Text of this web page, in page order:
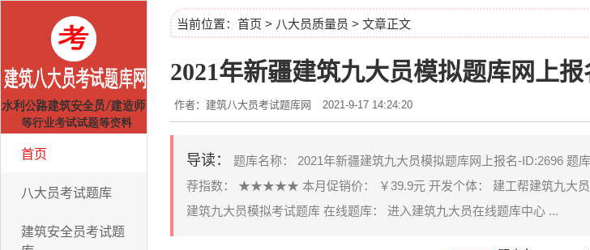
首页
八大员考试题库
建筑安全员考试题
当前位置： 首页 > 八大员质量员 > 文章正文
2021年新疆建筑九大员模拟题库网上报
作者：建筑八大员考试题库网 2021-9-17 14:24:20
导读：
题库名称： 2021年新疆建筑九大员模拟题库网上报名-ID:2696 题
荐指数： ★★★★★ 本月促销价： ￥39.9元 开发个体： 建工帮建筑九大员
建筑九大员模拟考试题库 在线题库： 进入建筑九大员在线题库中心 ...